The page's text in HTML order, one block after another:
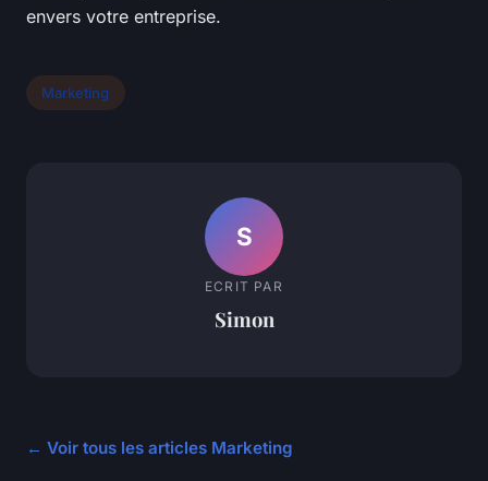
envers votre entreprise.
Marketing
S
ECRIT PAR
Simon
← Voir tous les articles Marketing